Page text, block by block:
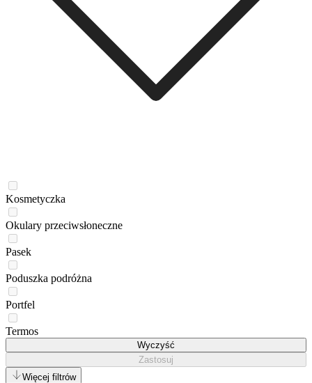
Kosmetyczka
Okulary przeciwsłoneczne
Pasek
Poduszka podróżna
Portfel
Termos
Wyczyść
Zastosuj
Więcej filtrów